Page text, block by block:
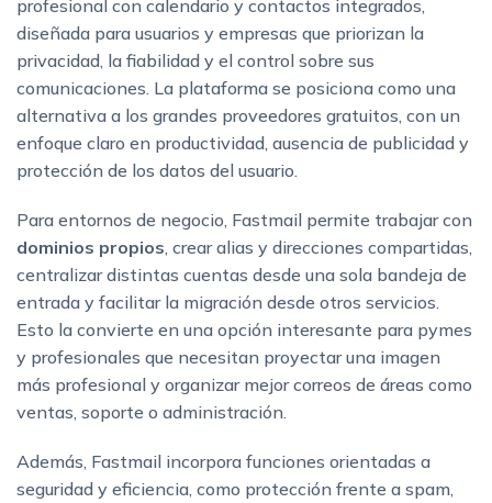
profesional con calendario y contactos integrados,
diseñada para usuarios y empresas que priorizan la
privacidad, la fiabilidad y el control sobre sus
comunicaciones. La plataforma se posiciona como una
alternativa a los grandes proveedores gratuitos, con un
enfoque claro en productividad, ausencia de publicidad y
protección de los datos del usuario.
Para entornos de negocio, Fastmail permite trabajar con
dominios propios , crear alias y direcciones compartidas,
centralizar distintas cuentas desde una sola bandeja de
entrada y facilitar la migración desde otros servicios.
Esto la convierte en una opción interesante para pymes
y profesionales que necesitan proyectar una imagen
más profesional y organizar mejor correos de áreas como
ventas, soporte o administración.
Además, Fastmail incorpora funciones orientadas a
seguridad y eficiencia, como protección frente a spam,